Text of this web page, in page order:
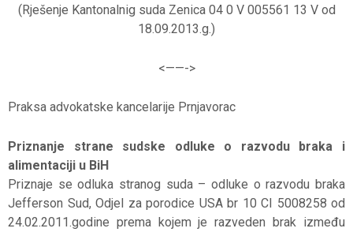
(Rješenje Kantonalnig suda Zenica 04 0 V 005561 13 V od
18.09.2013.g.)
<——->
Praksa advokatske kancelarije Prnjavorac
Priznanje strane sudske odluke o razvodu braka i
alimentaciji u BiH
Priznaje se odluka stranog suda – odluke o razvodu braka
Jefferson Sud, Odjel za porodice USA br 10 CI 5008258 od
24.02.2011.godine prema kojem je razveden brak između